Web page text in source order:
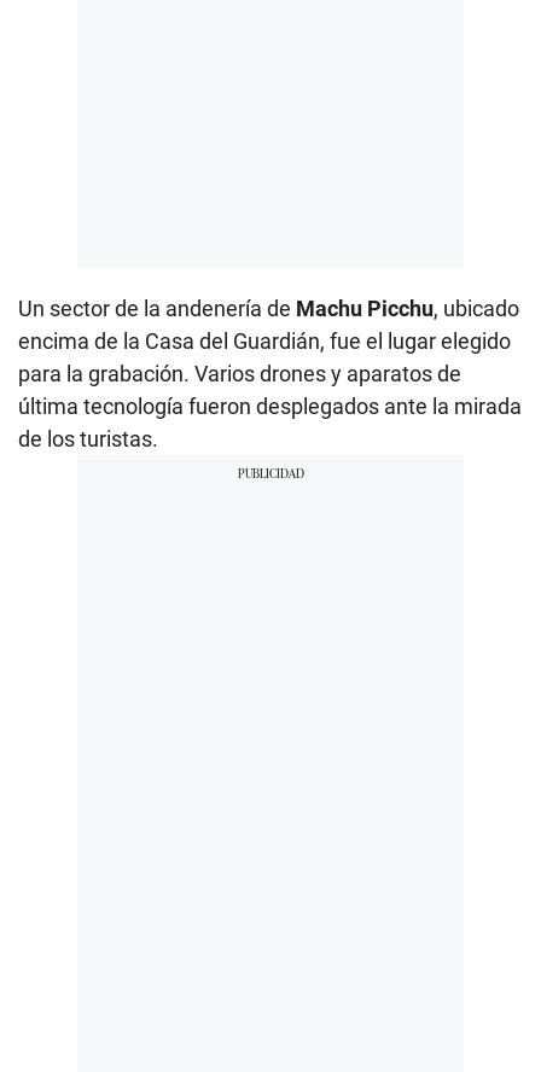
Un sector de la andenería de Machu Picchu, ubicado
encima de la Casa del Guardián, fue el lugar elegido
para la grabación. Varios drones y aparatos de
última tecnología fueron desplegados ante la mirada
de los turistas.